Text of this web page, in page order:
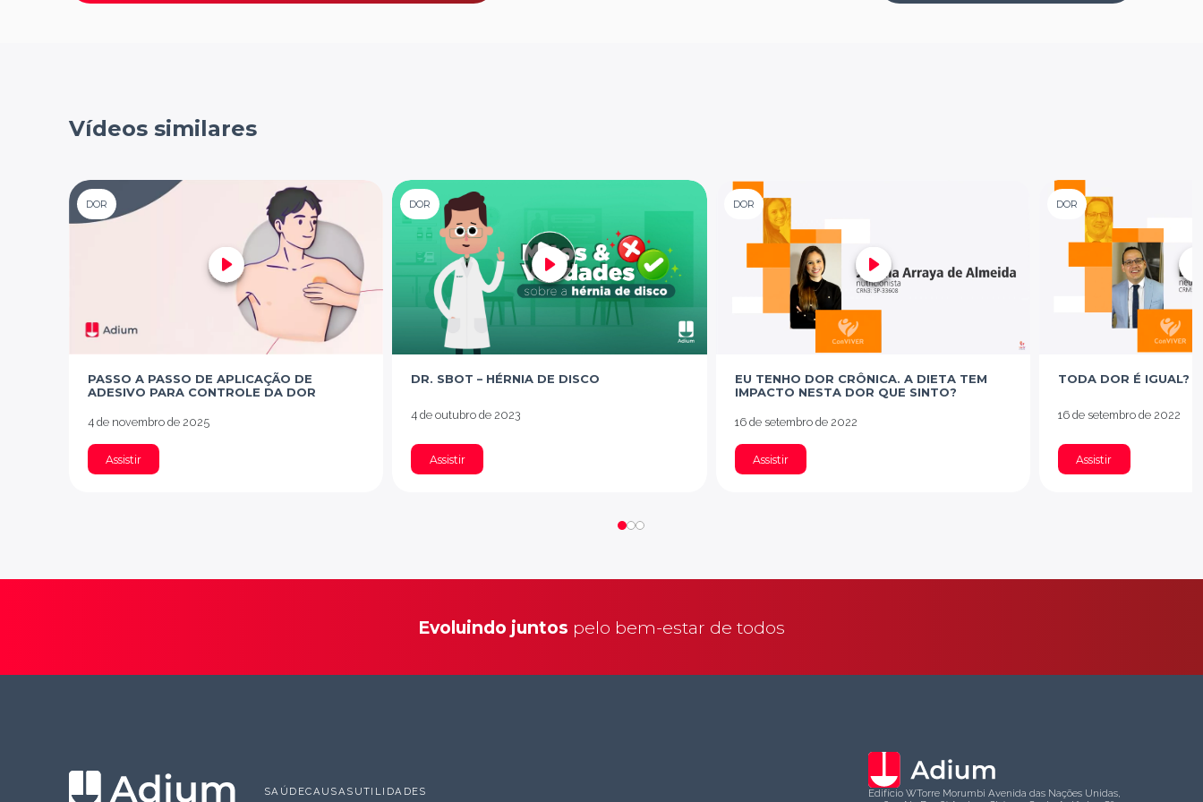
Vídeos similares
DOR
PASSO A PASSO DE APLICAÇÃO DE
ADESIVO PARA CONTROLE DA DOR
4 de novembro de 2025
Assistir
DOR
DR. SBOT – HÉRNIA DE DISCO
4 de outubro de 2023
Assistir
DOR
EU TENHO DOR CRÔNICA. A DIETA TEM
IMPACTO NESTA DOR QUE SINTO?
16 de setembro de 2022
Assistir
DOR
TODA DOR É IGUAL?
16 de setembro de 2022
Assistir
Evoluindo juntos pelo bem-estar de todos
SAÚDECAUSAS UTILIDADES
Edifício WTorre Morumbi Avenida das Nações Unidas,